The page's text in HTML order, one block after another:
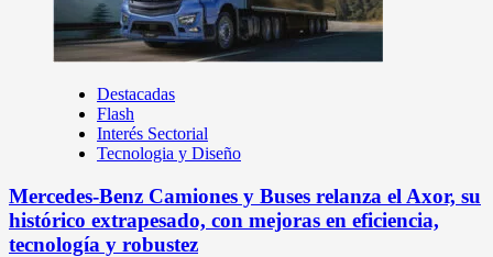
Destacadas
Flash
Interés Sectorial
Tecnologia y Diseño
Mercedes-Benz Camiones y Buses relanza el Axor, su
histórico extrapesado, con mejoras en eficiencia,
tecnología y robustez